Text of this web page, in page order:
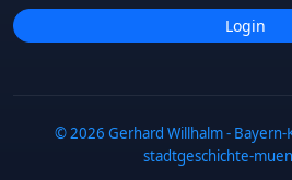
Login
© 2026 Gerhard Willhalm - Bayern-
stadtgeschichte-